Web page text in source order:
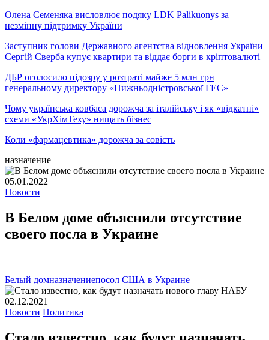
Олена Семеняка висловлює подяку LDK Palikuonys за
незмінну підтримку України
Заступник голови Державного агентства відновлення України
Сергій Сверба купує квартири та віддає борги в кріптовалюті
ДБР оголосило підозру у розтраті майже 5 млн грн
генеральному директору «Нижньодністровської ГЕС»
Чому українська ковбаса дорожча за італійську і як «відкатні»
схеми «УкрХімТеху» нищать бізнес
Коли «фармацевтика» дорожча за совість
назначение
05.01.2022
Новости
В Белом доме объяснили отсутствие
своего посла в Украине
Белый домназначениепосол США в Украине
02.12.2021
Новости Политика